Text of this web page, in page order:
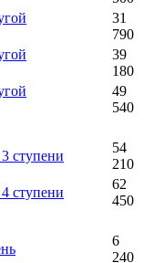
31
790
39
180
49
540
ступени
54
210
ступени
62
450
6
240